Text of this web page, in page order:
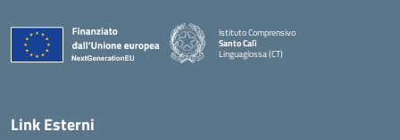
Istituto Comprensivo
Santo Calì
Linguaglossa (CT)
— Visita la pagina iniziale della scuola
Link Esterni